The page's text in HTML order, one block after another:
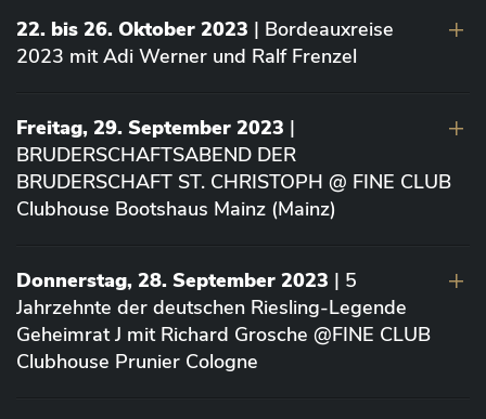
22. bis 26. Oktober 2023 | Bordeauxreise
2023 mit Adi Werner und Ralf Frenzel
Freitag, 29. September 2023 |
BRUDERSCHAFTSABEND DER
BRUDERSCHAFT ST. CHRISTOPH @ FINE CLUB
Clubhouse Bootshaus Mainz (Mainz)
Donnerstag, 28. September 2023 | 5
Jahrzehnte der deutschen Riesling-Legende
Geheimrat J mit Richard Grosche @FINE CLUB
Clubhouse Prunier Cologne